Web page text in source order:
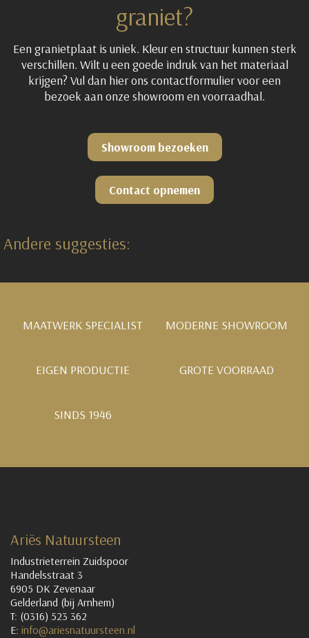
graniet?
Een granietplaat is uniek. Kleur en structuur kunnen sterk
verschillen. Wilt u een goede indruk van het materiaal
krijgen? Vul dan hier ons contactformulier voor een
bezoek aan onze showroom en voorraadhal.
Showroom bezoeken
Contact opnemen
Andere suggesties:
MAATWERK SPECIALIST MODERNE SHOWROOM
EIGEN PRODUCTIE GROTE VOORRAAD
SINDS 1946
Ariës Natuursteen
Industrieterrein Zuidspoor
Handelsstraat 3
6905 DK Zevenaar
Gelderland (bij Arnhem)
T: (0316) 523 362
E: info@ariesnatuursteen.nl